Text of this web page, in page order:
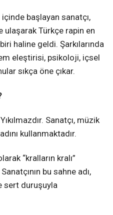
başlayan sanatçı,
ulaşarak Türkçe rapin en
haline geldi. Şarkılarında
eleştirisi, psikoloji, içsel
sıkça öne çıkar.
Sanatçı, müzik
kullanmaktadır.
“kralların kralı”
bu sahne adı,
sert duruşuyla